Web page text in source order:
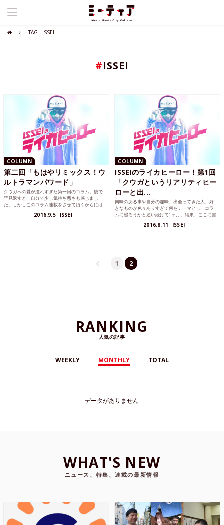
TAG : ISSEI
#ISSEI
COLUMN
第二回「もはやリミックス！ウ
ルトラマンパワード」
クウガへの愛が溢れすぎた第一回のコラム。後で
読見返すと、自分で少し気持ち悪さも感じまし
た。しかしこのコラム連載をさせて頂くからには
2016.9.5 ISSEI
COLUMN
ISSEIのライカヒーロー！第1回
「クウガというリアリティヒー
ローと出...
興味のある事や自分の趣味、出会ってきた人、好
きなものが色々ありすぎて何をテーマとし、コラ
ムに綴ろうかと迷い続けて1ヶ月。結果、ここに書
2016.8.11 ISSEI
1 2
RANKING
人気の記事
WEEKLY MONTHLY TOTAL
データがありません
WHAT'S NEW
ニュース、特集、連載の最新情報